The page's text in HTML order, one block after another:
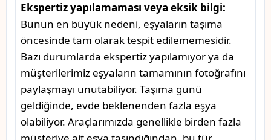
Ekspertiz yapılamaması veya eksik bilgi:
Bunun en büyük nedeni, eşyaların taşıma
öncesinde tam olarak tespit edilememesidir.
Bazı durumlarda ekspertiz yapılamıyor ya da
müşterilerimiz eşyaların tamamının fotoğrafını
paylaşmayı unutabiliyor. Taşıma günü
geldiğinde, evde beklenenden fazla eşya
olabiliyor. Araçlarımızda genellikle birden fazla